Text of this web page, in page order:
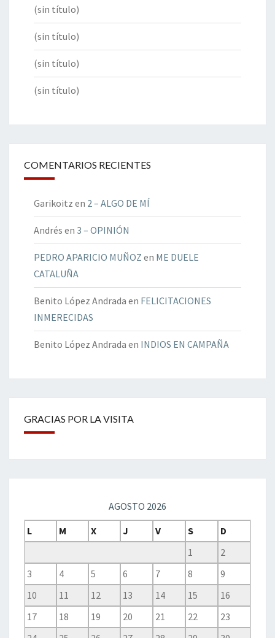
(sin título)
(sin título)
(sin título)
(sin título)
COMENTARIOS RECIENTES
Garikoitz en 2 – ALGO DE MÍ
Andrés en 3 – OPINIÓN
PEDRO APARICIO MUÑOZ en ME DUELE
CATALUÑA
Benito López Andrada en FELICITACIONES
INMERECIDAS
Benito López Andrada en INDIOS EN CAMPAÑA
GRACIAS POR LA VISITA
AGOSTO 2026
L
M X J V S
D
1
2
3
4 5 6 7 8
9
10
11 12 13 14 15
16
17
18 19 20 21 22
23